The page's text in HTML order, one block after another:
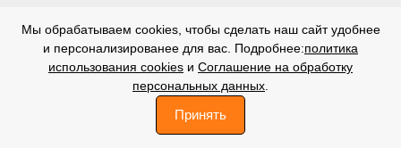
Оставляя свои личные данные, вы принимаете Политику
конфиденциальности.Сайт использует cookie файлы(Политика
обработки файлов cookie).Соглашение на обработкуперсональных
Мы обрабатываем cookies, чтобы сделать наш сайт удобнее
и персонализированее для вас. Подробнее:политика
использования cookies и Соглашение на обработку
персональных данных
Принять
© 2006-2025. Все права защищены.
Профиль